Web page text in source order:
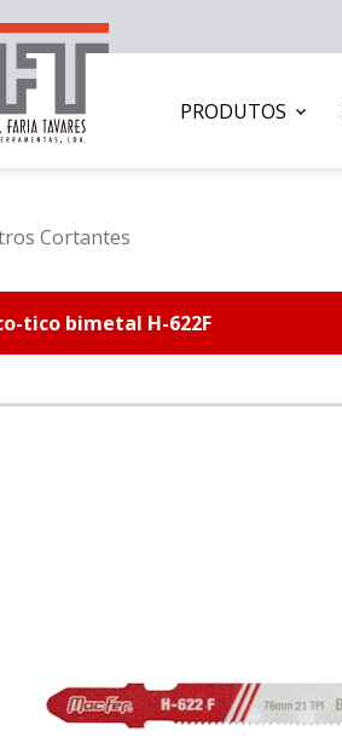
PRODUTOS
Cortantes
tico bimetal H-622F